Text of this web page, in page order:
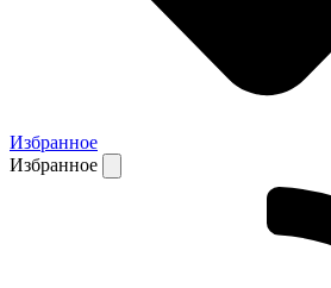
Избранное
Избранное